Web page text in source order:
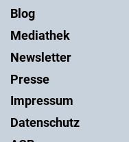
Blog
Mediathek
Newsletter
Presse
Impressum
Datenschutz